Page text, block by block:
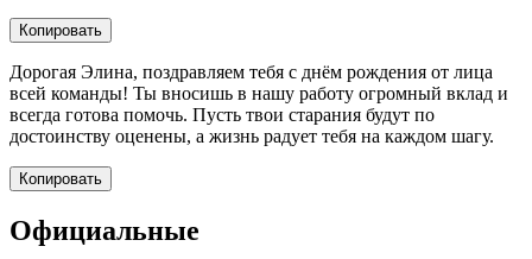
Копировать
Дорогая Элина, поздравляем тебя с днём рождения от лица
всей команды! Ты вносишь в нашу работу огромный вклад и
всегда готова помочь. Пусть твои старания будут по
достоинству оценены, а жизнь радует тебя на каждом шагу.
Копировать
Официальные